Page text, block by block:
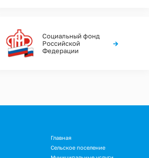
Социальный фонд
Российской
Федерации
→
Подвал
Главная
Сельское поселение